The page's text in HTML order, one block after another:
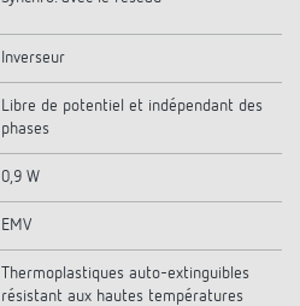
Inverseur
Libre de potentiel et indépendant des
phases
0,9 W
EMV
Thermoplastiques auto-extinguibles
résistant aux hautes températures